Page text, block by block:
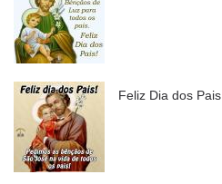
Feliz Dia dos Pais